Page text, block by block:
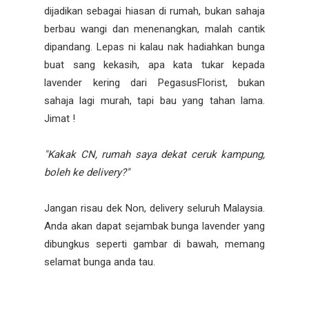
dijadikan sebagai hiasan di rumah, bukan sahaja
berbau wangi dan menenangkan, malah cantik
dipandang. Lepas ni kalau nak hadiahkan bunga
buat sang kekasih, apa kata tukar kepada
lavender kering dari PegasusFlorist, bukan
sahaja lagi murah, tapi bau yang tahan lama.
Jimat !
"Kakak CN, rumah saya dekat ceruk kampung,
boleh ke delivery?"
Jangan risau dek Non, delivery seluruh Malaysia.
Anda akan dapat sejambak bunga lavender yang
dibungkus seperti gambar di bawah, memang
selamat bunga anda tau.